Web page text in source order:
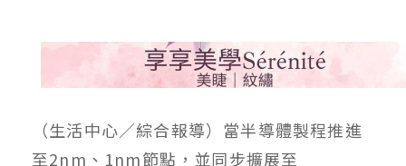
（生活中心／綜合報導）當半導體製程推進
至2nm、1nm節點，並同步擴展至